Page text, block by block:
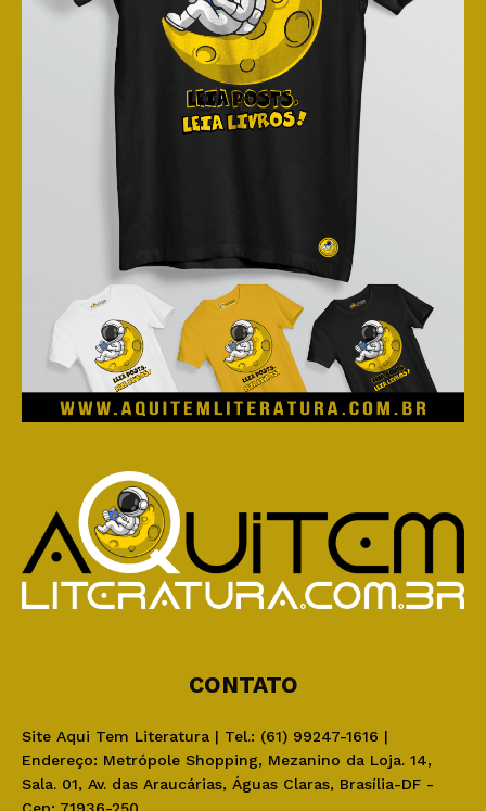
CONTATO
Site Aqui Tem Literatura | Tel.: (61) 99247-1616 |
Endereço: Metrópole Shopping, Mezanino da Loja. 14,
Sala. 01, Av. das Araucárias, Águas Claras, Brasília-DF -
Cep: 71936-250